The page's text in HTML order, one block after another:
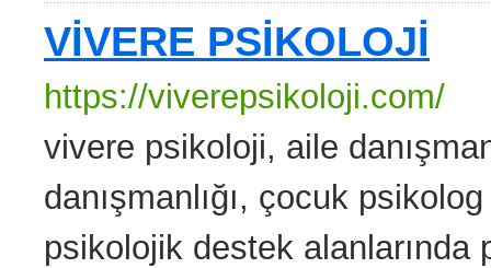
VİVERE PSİKOLOJİ
https://viverepsikoloji.com/
vivere psikoloji, aile
danışmanlığı, çocuk
psikolojik destek alanlarında